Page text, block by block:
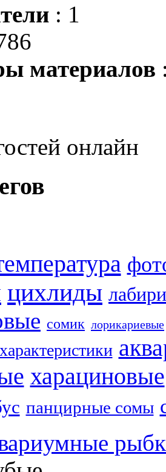
: 1
материалов
онлайн
цихлиды
сомик лорикариевые
характеристики
харациновые
панцирные сомы